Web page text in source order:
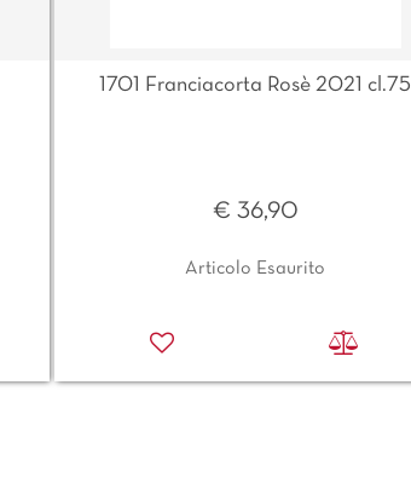
1701 Franciacorta Rosè 2021 cl.75
€ 36,90
Articolo Esaurito